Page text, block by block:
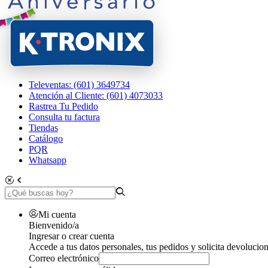
Televentas: (601) 3649734
Atención al Cliente: (601) 4073033
Rastrea Tu Pedido
Consulta tu factura
Tiendas
Catálogo
PQR
Whatsapp
Mi cuenta
Bienvenido/a
Ingresar o crear cuenta
Accede a tus datos personales, tus pedidos y solicita
Correo electrónico